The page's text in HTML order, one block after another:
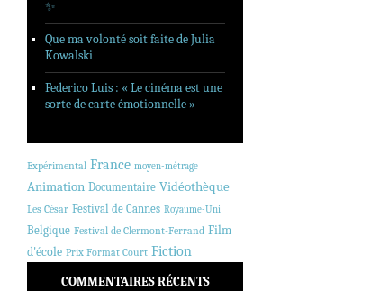
✨
Que ma volonté soit faite de Julia
Kowalski
Federico Luis : « Le cinéma est une
sorte de carte émotionnelle »
Expérimental France moyen-métrage
Animation Documentaire Vidéothèque
Les César Festival de Cannes Royaume-Uni
Belgique Festival de Clermont-Ferrand Film
d'école Prix Format Court Fiction
COMMENTAIRES RÉCENTS